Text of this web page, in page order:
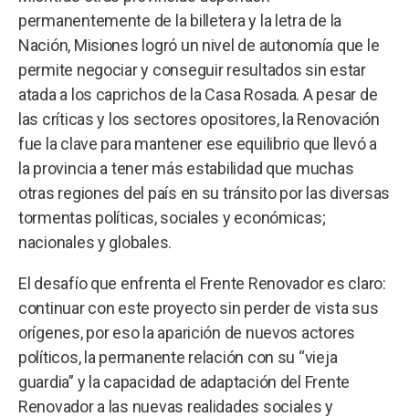
permanentemente de la billetera y la letra de la
Nación, Misiones logró un nivel de autonomía que le
permite negociar y conseguir resultados sin estar
atada a los caprichos de la Casa Rosada. A pesar de
las críticas y los sectores opositores, la Renovación
fue la clave para mantener ese equilibrio que llevó a
la provincia a tener más estabilidad que muchas
otras regiones del país en su tránsito por las diversas
tormentas políticas, sociales y económicas;
nacionales y globales.
El desafío que enfrenta el Frente Renovador es claro:
continuar con este proyecto sin perder de vista sus
orígenes, por eso la aparición de nuevos actores
políticos, la permanente relación con su “vieja
guardia” y la capacidad de adaptación del Frente
Renovador a las nuevas realidades sociales y